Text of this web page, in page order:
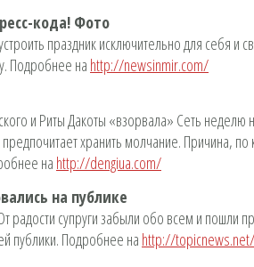
кода! Фото
праздник исключительно для себя и
Подробнее на http://newsinmir.com/
и Риты Дакоты «взорвала» Сеть неделю
хранить молчание. Причина, по
на http://dengiua.com/
на публике
радости супруги забыли обо всем и пошли
публики. Подробнее на http://topicnews.net/